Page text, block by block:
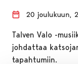
20 joulukuun,
Talven Valo -
johdattaa
tapahtumiin.